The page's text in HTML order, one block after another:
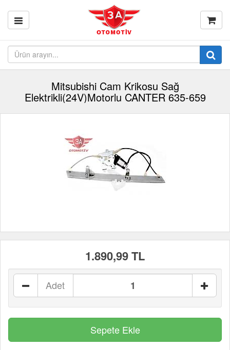
Mitsubishi Cam Krikosu Sağ
Elektrikli(24V)Motorlu CANTER 635-659
1.890,99 TL
Adet